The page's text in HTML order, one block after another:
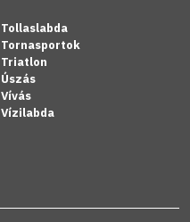
Tollaslabda
Tornasportok
Triatlon
Úszás
Vívás
Vízilabda